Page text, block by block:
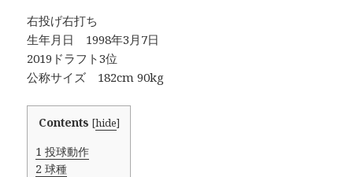
右投げ右打ち
生年月日 1998年3月7日
2019ドラフト3位
公称サイズ 182cm 90kg
Contents [hide]
1 投球動作
2 球種